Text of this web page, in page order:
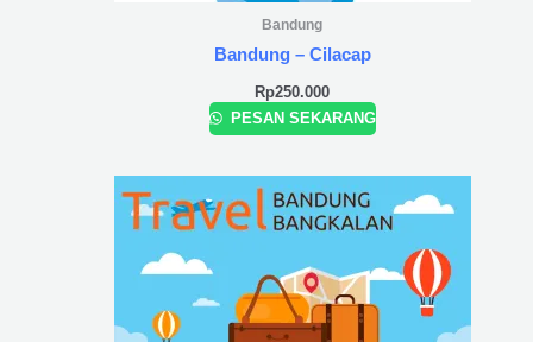
Bandung
Bandung – Cilacap
Rp250.000
PESAN SEKARANG